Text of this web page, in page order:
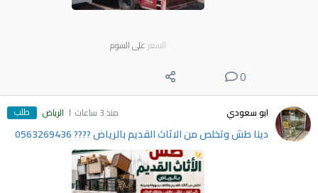
السعر على السوم
0
ابو سعودي منذ 3 ساعات الرياض طلب
دينا طش وتخلص من الاثاث القديم بالرياض ???? 0563269436